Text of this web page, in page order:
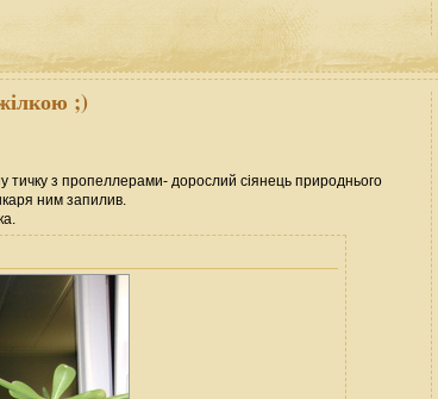
;)
тичку з пропеллерами- дорослий сіянець природнього
ним запилив.